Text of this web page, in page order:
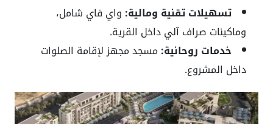
تسهيلات تقنية ومالية: واي فاي شامل،
وماكينات صراف آلي داخل القرية.
خدمات روحانية: مسجد مجهز لإقامة الصلوات
داخل المشروع.